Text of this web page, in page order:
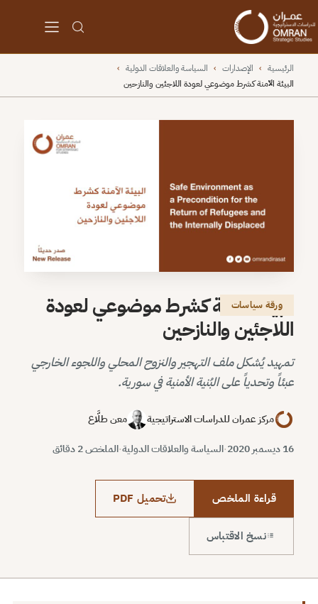
الرئيسية › الإصدارات › السياسة والعلاقات الدولية ›
البيئة الآمنة كشرط موضوعي لعودة اللاجئين والنازحين
ورقة سياسات
البيئة الآمنة كشرط موضوعي لعودة
اللاجئين والنازحين
تمهيد يُشكل ملف التهجير والنزوح المحلي واللجوء الخارجي
عبئاً وتحدياً على البُنية الأمنية في سورية.
مركز عمران للدراسات الاستراتيجية
معن طلَّاع
16 ديسمبر 2020
·السياسة والعلاقات الدولية·الملخص 2 دقائق
قراءة الملخص تحميل PDF
نسخ الاقتباس